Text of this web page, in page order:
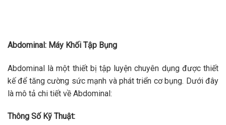
Abdominal: Máy Khối Tập Bụng
Abdominal là một thiết bị tập luyện chuyên dụng được thiết
kế để tăng cường sức mạnh và phát triển cơ bụng. Dưới đây
là mô tả chi tiết về Abdominal:
Thông Số Kỹ Thuật: